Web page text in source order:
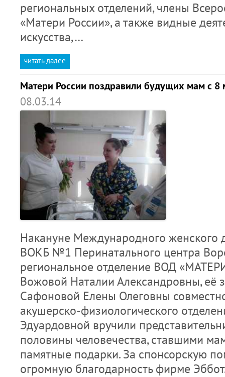
региональных отделений, члены
«Матери России», а также видные
искусства,…
читать далее
Матери России поздравили будущих мам с 8
08.03.14
Накануне Международного женского
ВОКБ №1 Перинатального центра
региональное отделение ВОД
Вожовой Наталии Александровны, её
Сафоновой Елены Олеговны
акушерско-физиологического
Эдуардовной вручили
половины человечества, ставшими
памятные подарки. За спонсорскую
огромную благодарность фирме